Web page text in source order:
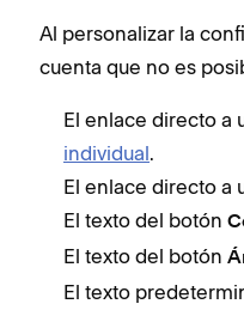
Al personalizar la
cuenta que no es
El enlace directo a
individual.
El enlace directo a
El texto del botón
El texto del botón
El texto